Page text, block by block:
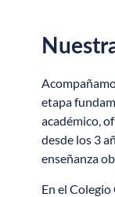
etapa
académico,
desde los 3
enseñanza
En el